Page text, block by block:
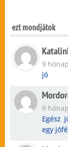
ezt mondjátok
9
jó
9
Egész
egy